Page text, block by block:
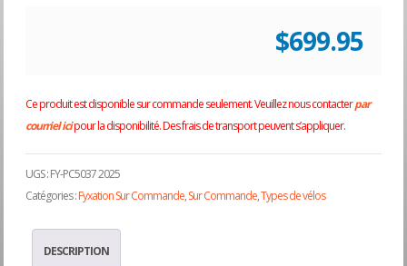
$699.95
Ce produit est disponible sur commande seulement. Veuillez nous contacterpar
courriel icipour la disponibilité. Des frais de transport peuvent s’appliquer.
UGS :FY-PC5037 2025
Catégories :Fyxation Sur Commande,Sur Commande,Types de vélos
DESCRIPTION